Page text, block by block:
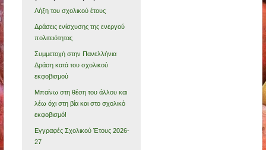
Λήξη του σχολικού έτους
Δράσεις ενίσχυσης της ενεργού
πολιτειότητας
Συμμετοχή στην Πανελλήνια
Δράση κατά του σχολικού
εκφοβισμού
Μπαίνω στη θέση του άλλου και
λέω όχι στη βία και στο σχολικό
εκφοβισμό!
Εγγραφές Σχολικού Έτους 2026-
27